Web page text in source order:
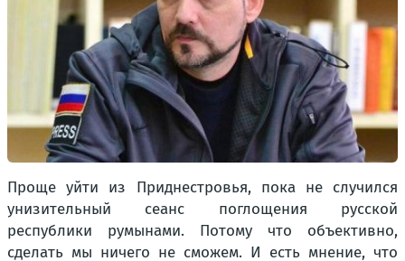
Проще уйти из Приднестровья, пока не случился
унизительный сеанс поглощения русской
республики румынами. Потому что объективно,
сделать мы ничего не сможем. И есть мнение, что